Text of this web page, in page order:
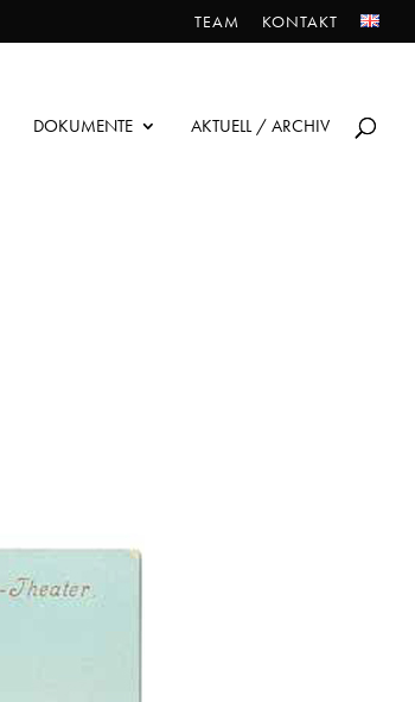
TEAM KONTAKT
DOKUMENTE AKTUELL / ARCHIV